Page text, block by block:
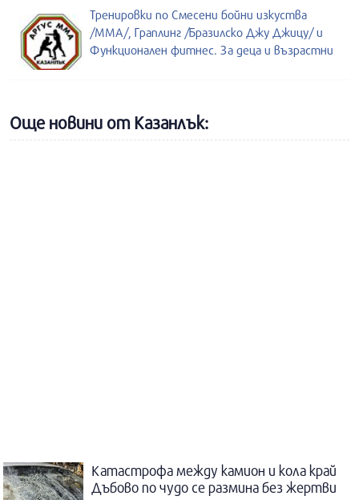
Тренировки по Смесени бойни изкуства
/MMA/, Граплинг /Бразилско Джу Джицу/ и
Функционален фитнес. За деца и възрастни
Още новини от Казанлък:
Катастрофа между камион и кола край
Дъбово по чудо се размина без жертви